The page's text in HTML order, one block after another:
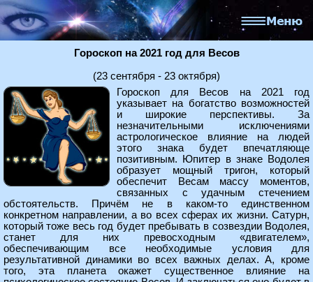
Гороскоп на 2021 год для Весов
(23 сентября - 23 октября)
Гороскоп для Весов на 2021 год
указывает на богатство возможностей
и широкие перспективы. За
незначительными исключениями
астрологическое влияние на людей
этого знака будет впечатляюще
позитивным. Юпитер в знаке Водолея
образует мощный тригон, который
обеспечит Весам массу моментов,
связанных с удачным стечением
обстоятельств. Причём не в каком-то единственном
конкретном направлении, а во всех сферах их жизни. Сатурн,
который тоже весь год будет пребывать в созвездии Водолея,
станет для них превосходным «двигателем»,
обеспечивающим все необходимые условия для
результативной динамики во всех важных делах. А, кроме
того, эта планета окажет существенное влияние на